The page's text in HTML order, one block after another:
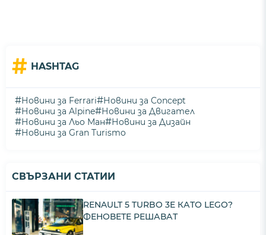
# HASHTAG
#Новини за Ferrari#Новини за Concept
#Новини за Alpine#Новини за Двигател
#Новини за Льо Ман#Новини за Дизайн
#Новини за Gran Turismo
СВЪРЗАНИ СТАТИИ
RENAULT 5 TURBO 3E КАТО LEGO?
ФЕНОВЕТЕ РЕШАВАТ